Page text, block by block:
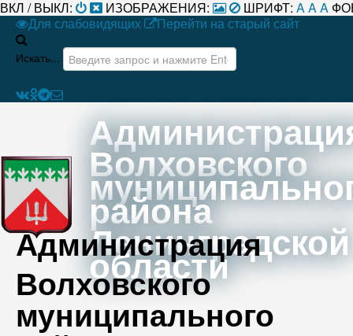
ВКЛ / ВЫКЛ: ИЗОБРАЖЕНИЯ: ШРИФТ: AAA
Для слабовидящих
Перейти на старый сайт
Искать...
Волховского
района
Ленинградской
области
Администрация
Волховского
муниципального